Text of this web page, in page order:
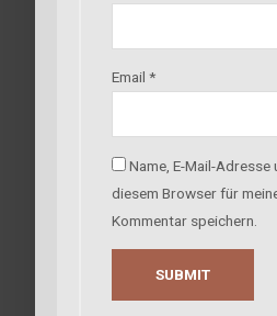
Email *
Name, E-Mail-Adresse
diesem Browser für
Kommentar speichern.